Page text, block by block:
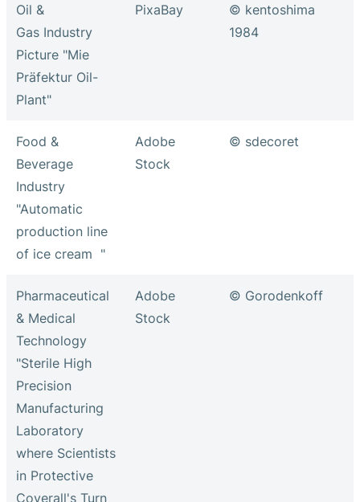
Oil &
Gas Industry
Picture "Mie
Präfektur Oil-
Plant"
PixaBay
© kentoshima
1984
Food &
Beverage
Industry
"Automatic
production line
of ice cream "
Adobe
Stock
© sdecoret
Pharmaceutical
& Medical
Technology
"Sterile High
Precision
Manufacturing
Laboratory
where Scientists
in Protective
Coverall's Turn
Adobe
Stock
© Gorodenkoff